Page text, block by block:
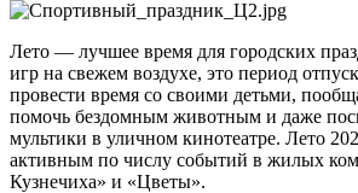
Лето — лучшее время для городских
игр на свежем воздухе, это период
провести время со своими детьми,
помочь бездомным животным и даже
мультики в уличном кинотеатре. Лето
активным по числу событий в жилых
Кузнечиха» и «Цветы».